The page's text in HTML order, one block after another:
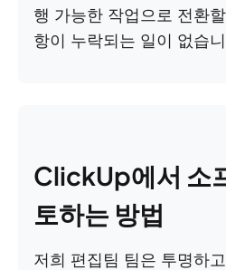
행 가능한 작업으로 전환
항이 누락되는 일이 없습
ClickUp에서 소
토하는 방법
저희 편집팀 팀은 투명하